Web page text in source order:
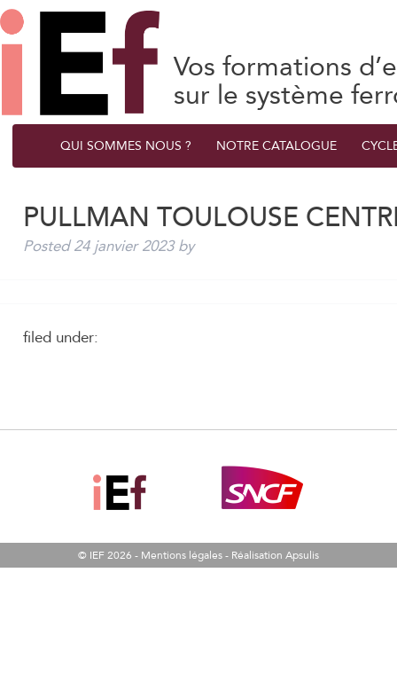
Vos formations
sur le système
QUI SOMMES NOUS ? NOTRE CATALOGUE
PULLMAN TOULOUSE
Posted24 janvier 2023 by
filed under:
© IEF 2026 - Mentions légales- Réalisation Apsulis